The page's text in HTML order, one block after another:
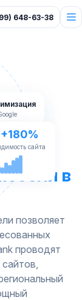
648-63-38
в
позволяет
проводят
+180%
сайта